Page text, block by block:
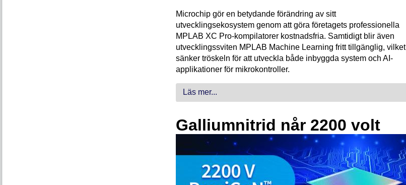
Microchip gör en betydande förändring av sitt
utvecklingsekosystem genom att göra företagets professionella
MPLAB XC Pro-kompilatorer kostnadsfria. Samtidigt blir även
utvecklingssviten MPLAB Machine Learning fritt tillgänglig, vilket
sänker tröskeln för att utveckla både inbyggda system och AI-
applikationer för mikrokontroller.
Läs mer...
Galliumnitrid når 2200 volt